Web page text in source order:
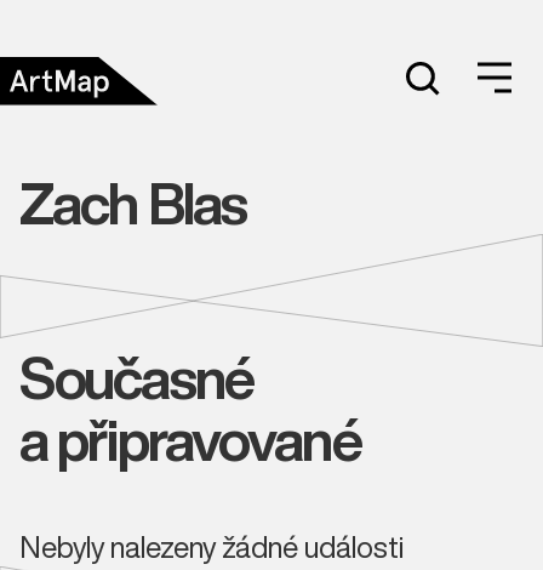
Zach Blas
Současné
a připravované
Nebyly nalezeny žádné události